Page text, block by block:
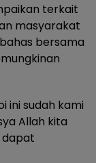
terkait
masyarakat
bersama
ini sudah kami
Allah kita